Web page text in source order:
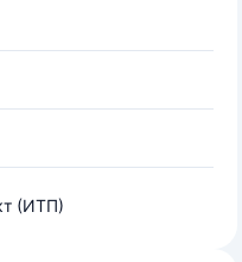
(ИТП)